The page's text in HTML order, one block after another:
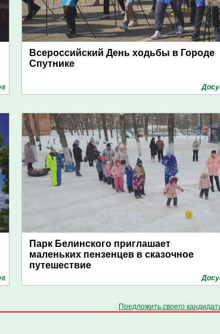
Всероссийский День ходьбы в Городе
Спутнике
Парк Белинского приглашает
маленьких пензенцев в сказочное
путешествие
Предложить своего